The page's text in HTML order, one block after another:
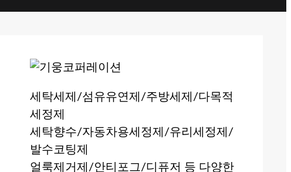
세탁세제/섬유유연제/주방세제/다목적
세정제
세탁향수/자동차용세정제/유리세정제/
발수코팅제
얼룩제거제/안티포그/디퓨저 등 다양한